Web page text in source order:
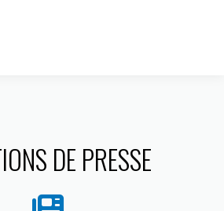
DE PRESSE